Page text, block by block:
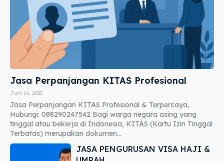
Jasa Perpanjangan KITAS Profesional
Juni 16, 2025
Jasa Perpanjangan KITAS Profesional & Terpercaya,
Hubungi: 088290247542 Bagi warga negara asing yang
tinggal atau bekerja di Indonesia, KITAS (Kartu Izin Tinggal
Terbatas) merupakan dokumen...
JASA PENGURUSAN VISA HAJI &